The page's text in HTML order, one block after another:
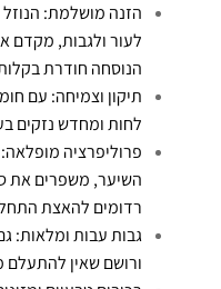
הזנה מושלמת:
לעור ולגבות, מקדם
הנוסחה חודרת
תיקון וצמיחה: עם
לחות ומחדש נזקים
פרוליפרציה מופלאה:
השיער, משפרים את
רדומים להאצת
גבות עבות ומלאות:
ורושם שאין להתעלם